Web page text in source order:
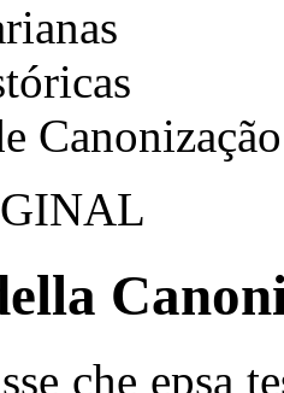
Canonização
che epsa